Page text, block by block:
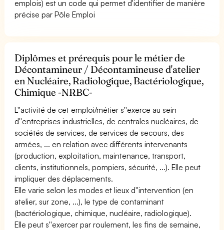
emplois) est un code qui permet d'identifier de manière
précise par Pôle Emploi
Diplômes et prérequis pour le métier de
Décontamineur / Décontamineuse d'atelier
en Nucléaire, Radiologique, Bactériologique,
Chimique -NRBC-
L''activité de cet emploi/métier s''exerce au sein
d''entreprises industrielles, de centrales nucléaires, de
sociétés de services, de services de secours, des
armées, ... en relation avec différents intervenants
(production, exploitation, maintenance, transport,
clients, institutionnels, pompiers, sécurité, ...). Elle peut
impliquer des déplacements.
Elle varie selon les modes et lieux d''intervention (en
atelier, sur zone, ...), le type de contaminant
(bactériologique, chimique, nucléaire, radiologique).
Elle peut s''exercer par roulement, les fins de semaine,